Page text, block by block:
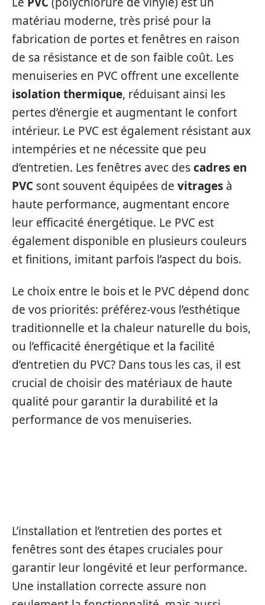
matériau moderne, très prisé pour la
fabrication de portes et fenêtres en raison
de sa résistance et de son faible coût. Les
menuiseries en PVC offrent une excellente
isolation thermique, réduisant ainsi les
pertes d’énergie et augmentant le confort
intérieur. Le PVC est également résistant aux
intempéries et ne nécessite que peu
d’entretien. Les fenêtres avec descadres en
PVC sont souvent équipées de vitrages à
haute performance, augmentant encore
leur efficacité énergétique. Le PVC est
également disponible en plusieurs couleurs
et finitions, imitant parfois l’aspect du bois.
Le choix entre le bois et le PVC dépend donc
de vos priorités: préférez-vous l’esthétique
traditionnelle et la chaleur naturelle du bois,
ou l’efficacité énergétique et la facilité
d’entretien du PVC? Dans tous les cas, il est
crucial de choisir des matériaux de haute
qualité pour garantir la durabilité et la
performance de vos menuiseries.
L’installation et l’entretien des portes et
fenêtres sont des étapes cruciales pour
garantir leur longévité et leur performance.
Une installation correcte assure non